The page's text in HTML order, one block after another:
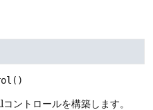
()
ントロールを構築します。